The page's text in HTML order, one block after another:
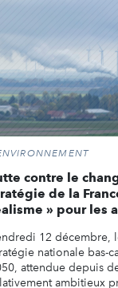
contre le
de la
» pour les
12 décembre,
nationale bas-
attendue depuis
ambitieux